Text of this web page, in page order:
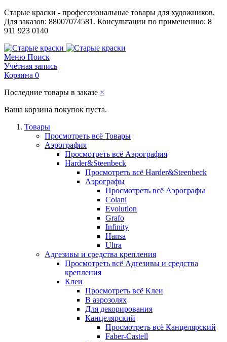
Старые краски - профессиональные товары для художников.
Для заказов: 88007074581. Консультации по применению: 8
911 923 0140
Меню Поиск
Учётная запись
Корзина 0
Последние товары в заказе ×
Ваша корзина покупок пуста.
Товары
Просмотреть всё Товары
Аэрография
Просмотреть всё Аэрография
Harder&Steenbeck
Просмотреть всё Harder&Steenbeck
Аэрографы
Просмотреть всё Аэрографы
Colani
Evolution
Grafo
Infinity
Hansa
Ultra
Адгезивы и средства крепления
Просмотреть всё Адгезивы и средства
крепления
Клеи
Просмотреть всё Клеи
В аэрозолях
Для декорирования
Канцелярский
Просмотреть всё Канцелярский
Faber-Castell